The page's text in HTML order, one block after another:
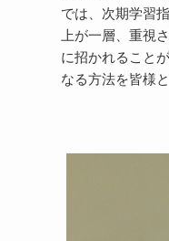
では、次期学習
上が一層、重視
に招かれること
なる方法を皆様